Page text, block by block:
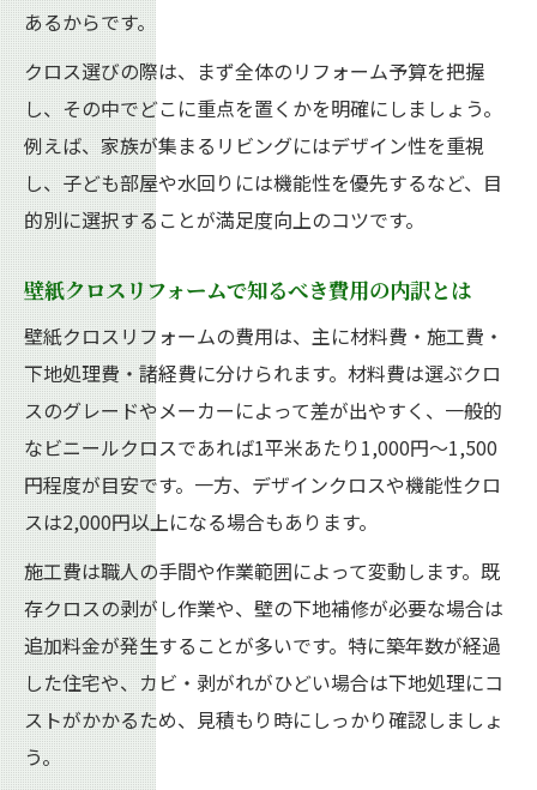
あるからです。
クロス選びの際は、まず全体のリフォーム予算を把握
し、その中でどこに重点を置くかを明確にしましょう。
例えば、家族が集まるリビングにはデザイン性を重視
し、子ども部屋や水回りには機能性を優先するなど、目
的別に選択することが満足度向上のコツです。
壁紙クロスリフォームで知るべき費用の内訳とは
壁紙クロスリフォームの費用は、主に材料費・施工費・
下地処理費・諸経費に分けられます。材料費は選ぶクロ
スのグレードやメーカーによって差が出やすく、一般的
なビニールクロスであれば1平米あたり1,000円～1,500
円程度が目安です。一方、デザインクロスや機能性クロ
スは2,000円以上になる場合もあります。
施工費は職人の手間や作業範囲によって変動します。既
存クロスの剥がし作業や、壁の下地補修が必要な場合は
追加料金が発生することが多いです。特に築年数が経過
した住宅や、カビ・剥がれがひどい場合は下地処理にコ
ストがかかるため、見積もり時にしっかり確認しましょ
う。